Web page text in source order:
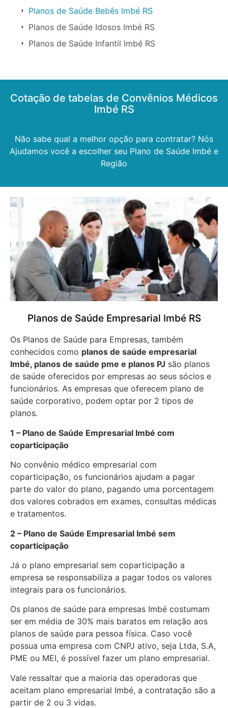
Planos de Saúde Bebês Imbé RS
Planos de Saúde Idosos Imbé RS
Planos de Saúde Infantil Imbé RS
Cotação de tabelas de Convênios Médicos
Imbé RS
Não sabe qual a melhor opção para contratar? Nós
Ajudamos você a escolher seu Plano de Saúde Imbé e
Região
Planos de Saúde Empresarial Imbé RS
Os Planos de Saúde para Empresas, também
conhecidos como planos de saúde empresarial
Imbé, planos de saúde pme e planos PJ são planos
de saúde oferecidos por empresas ao seus sócios e
funcionários. As empresas que oferecem plano de
saúde corporativo, podem optar por 2 tipos de
planos.
1 – Plano de Saúde Empresarial Imbé com
coparticipação
No convênio médico empresarial com
coparticipação, os funcionários ajudam a pagar
parte do valor do plano, pagando uma porcentagem
dos valores cobrados em exames, consultas médicas
e tratamentos.
2 – Plano de Saúde Empresarial Imbé sem
coparticipação
Já o plano empresarial sem coparticipação a
empresa se responsabiliza a pagar todos os valores
integrais para os funcionários.
Os planos de saúde para empresas Imbé costumam
ser em média de 30% mais baratos em relação aos
planos de saúde para pessoa física. Caso você
possua uma empresa com CNPJ ativo, seja Ltda, S.A,
PME ou MEI, é possível fazer um plano empresarial.
Vale ressaltar que a maioria das operadoras que
aceitam plano empresarial Imbé, a contratação são a
partir de 2 ou 3 vidas.